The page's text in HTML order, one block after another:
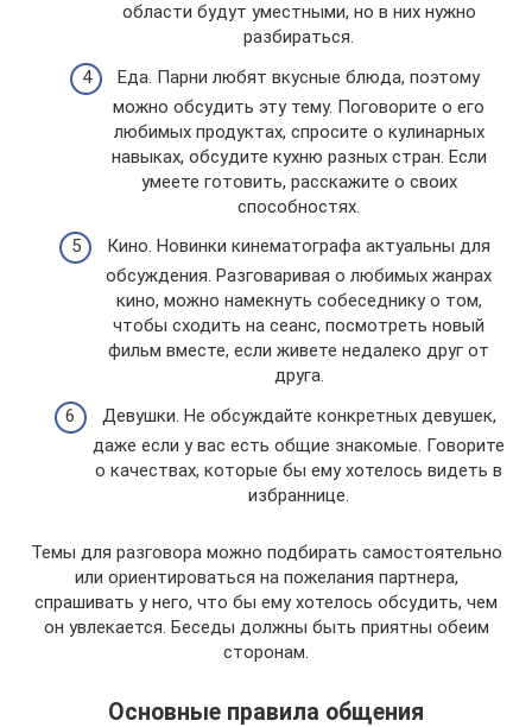
области будут уместными, но в них нужно
разбираться.
Еда. Парни любят вкусные блюда, поэтому
можно обсудить эту тему. Поговорите о его
любимых продуктах, спросите о кулинарных
навыках, обсудите кухню разных стран. Если
умеете готовить, расскажите о своих
способностях.
Кино. Новинки кинематографа актуальны для
обсуждения. Разговаривая о любимых жанрах
кино, можно намекнуть собеседнику о том,
чтобы сходить на сеанс, посмотреть новый
фильм вместе, если живете недалеко друг от
друга.
Девушки. Не обсуждайте конкретных девушек,
даже если у вас есть общие знакомые. Говорите
о качествах, которые бы ему хотелось видеть в
избраннице.
Темы для разговора можно подбирать самостоятельно
или ориентироваться на пожелания партнера,
спрашивать у него, что бы ему хотелось обсудить, чем
он увлекается. Беседы должны быть приятны обеим
сторонам.
Основные правила общения